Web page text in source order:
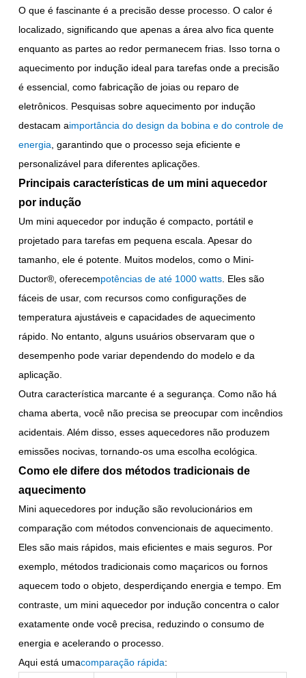
O que é fascinante é a precisão desse processo. O calor é
localizado, significando que apenas a área alvo fica quente
enquanto as partes ao redor permanecem frias. Isso torna o
aquecimento por indução ideal para tarefas onde a precisão
é essencial, como fabricação de joias ou reparo de
eletrônicos. Pesquisas sobre aquecimento por indução
destacam aimportância do design da bobina e do controle de
energia , garantindo que o processo seja eficiente e
personalizável para diferentes aplicações.
Principais características de um mini aquecedor
por indução
Um mini aquecedor por indução é compacto, portátil e
projetado para tarefas em pequena escala. Apesar do
tamanho, ele é potente. Muitos modelos, como o Mini-
Ductor®, oferecempotências de até 1000 watts . Eles são
fáceis de usar, com recursos como configurações de
temperatura ajustáveis e capacidades de aquecimento
rápido. No entanto, alguns usuários observaram que o
desempenho pode variar dependendo do modelo e da
aplicação.
Outra característica marcante é a segurança. Como não há
chama aberta, você não precisa se preocupar com incêndios
acidentais. Além disso, esses aquecedores não produzem
emissões nocivas, tornando-os uma escolha ecológica.
Como ele difere dos métodos tradicionais de
aquecimento
Mini aquecedores por indução são revolucionários em
comparação com métodos convencionais de aquecimento.
Eles são mais rápidos, mais eficientes e mais seguros. Por
exemplo, métodos tradicionais como maçaricos ou fornos
aquecem todo o objeto, desperdiçando energia e tempo. Em
contraste, um mini aquecedor por indução concentra o calor
exatamente onde você precisa, reduzindo o consumo de
energia e acelerando o processo.
Aqui está umacomparação rápida: